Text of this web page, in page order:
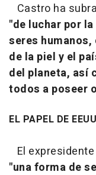
Castro ha
"de luchar por
seres
de la piel y el
del planeta, así
todos a poseer
EL PAPEL DE EEUU
El
"una forma de